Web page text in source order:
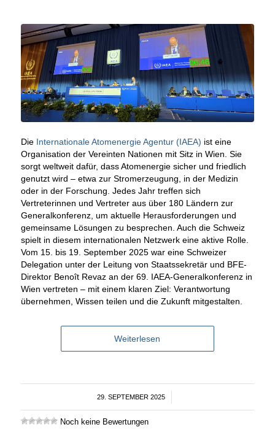
DieInternationale Atomenergie Agentur (IAEA) ist eine
Organisation der Vereinten Nationen mit Sitz in Wien. Sie
sorgt weltweit dafür, dass Atomenergie sicher und friedlich
genutzt wird – etwa zur Stromerzeugung, in der Medizin
oder in der Forschung. Jedes Jahr treffen sich
Vertreterinnen und Vertreter aus über 180 Ländern zur
Generalkonferenz, um aktuelle Herausforderungen und
gemeinsame Lösungen zu besprechen. Auch die Schweiz
spielt in diesem internationalen Netzwerk eine aktive Rolle.
Vom 15. bis 19. September 2025 war eine Schweizer
Delegation unter der Leitung von Staatssekretär und BFE-
Direktor Benoît Revaz an der 69. IAEA-Generalkonferenzin
Wien vertreten – mit einem klaren Ziel: Verantwortung
übernehmen, Wissen teilen und die Zukunft mitgestalten.
Weiterlesen
29. SEPTEMBER 2025
/
Noch keine Bewertungen